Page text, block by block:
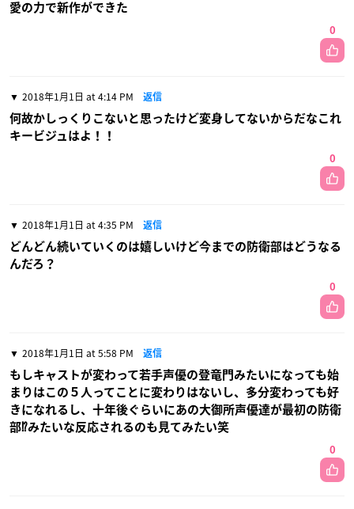
愛の力で新作ができた
0
2018年1月1日 at 4:14 PM 返信
何故かしっくりこないと思ったけど変身してないからだなこれ
キービジュはよ！！
0
2018年1月1日 at 4:35 PM 返信
どんどん続いていくのは嬉しいけど今までの防衛部はどうなる
んだろ？
0
2018年1月1日 at 5:58 PM 返信
もしキャストが変わって若手声優の登竜門みたいになっても始
まりはこの５人ってことに変わりはないし、多分変わっても好
きになれるし、十年後ぐらいにあの大御所声優達が最初の防衛
部⁉みたいな反応されるのも見てみたい笑
0